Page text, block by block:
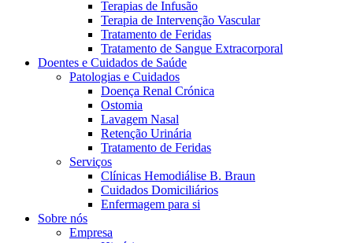
Em diálogo com a B. Braun. Entre em contacto connosco
Terapias de Infusão
Terapia de Intervenção Vascular
Tratamento de Feridas
Tratamento de Sangue Extracorporal
Doentes e Cuidados de Saúde
Patologias e Cuidados
Doença Renal Crónica
Ostomia
Lavagem Nasal
Retenção Urinária
Tratamento de Feridas
Serviços
Clínicas Hemodiálise B. Braun
Cuidados Domiciliários
Enfermagem para si
Sobre nós
Empresa